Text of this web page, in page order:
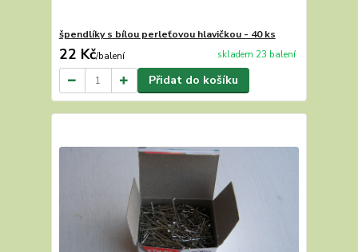
špendlíky s bílou perleťovou hlavičkou - 40 ks
22 Kč/balení skladem 23 balení
Přidat do košíku